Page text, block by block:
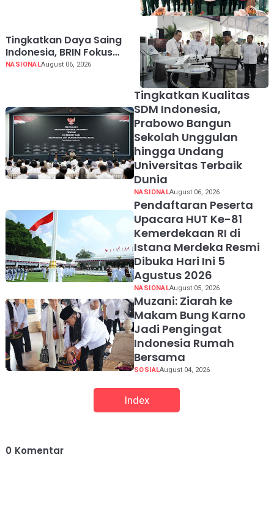
Tingkatkan Daya Saing
Indonesia, BRIN Fokus
Kembangkan Teknologi
NASIONALAugust 06, 2026
Tingkatkan Kualitas
SDM Indonesia,
Prabowo Bangun
Sekolah Unggulan
hingga Undang
Universitas Terbaik
Dunia
NASIONALAugust 06, 2026
Pendaftaran Peserta
Upacara HUT Ke-81
Kemerdekaan RI di
Istana Merdeka Resmi
Dibuka Hari Ini 5
Agustus 2026
NASIONALAugust 05, 2026
Muzani: Ziarah ke
Makam Bung Karno
Jadi Pengingat
Indonesia Rumah
Bersama
SOSIALAugust 04, 2026
Index
0 Komentar